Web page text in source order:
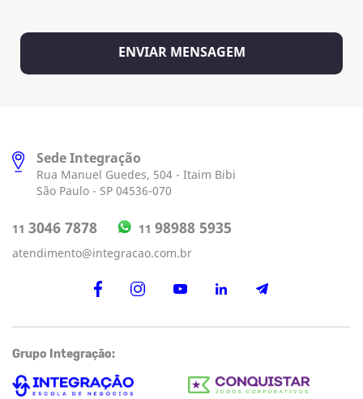
Sede Integração
Rua Manuel Guedes, 504 - Itaim Bibi
São Paulo - SP 04536-070
11 3046 7878 11 98988 5935
atendimento@integracao.com.br
Grupo Integração: